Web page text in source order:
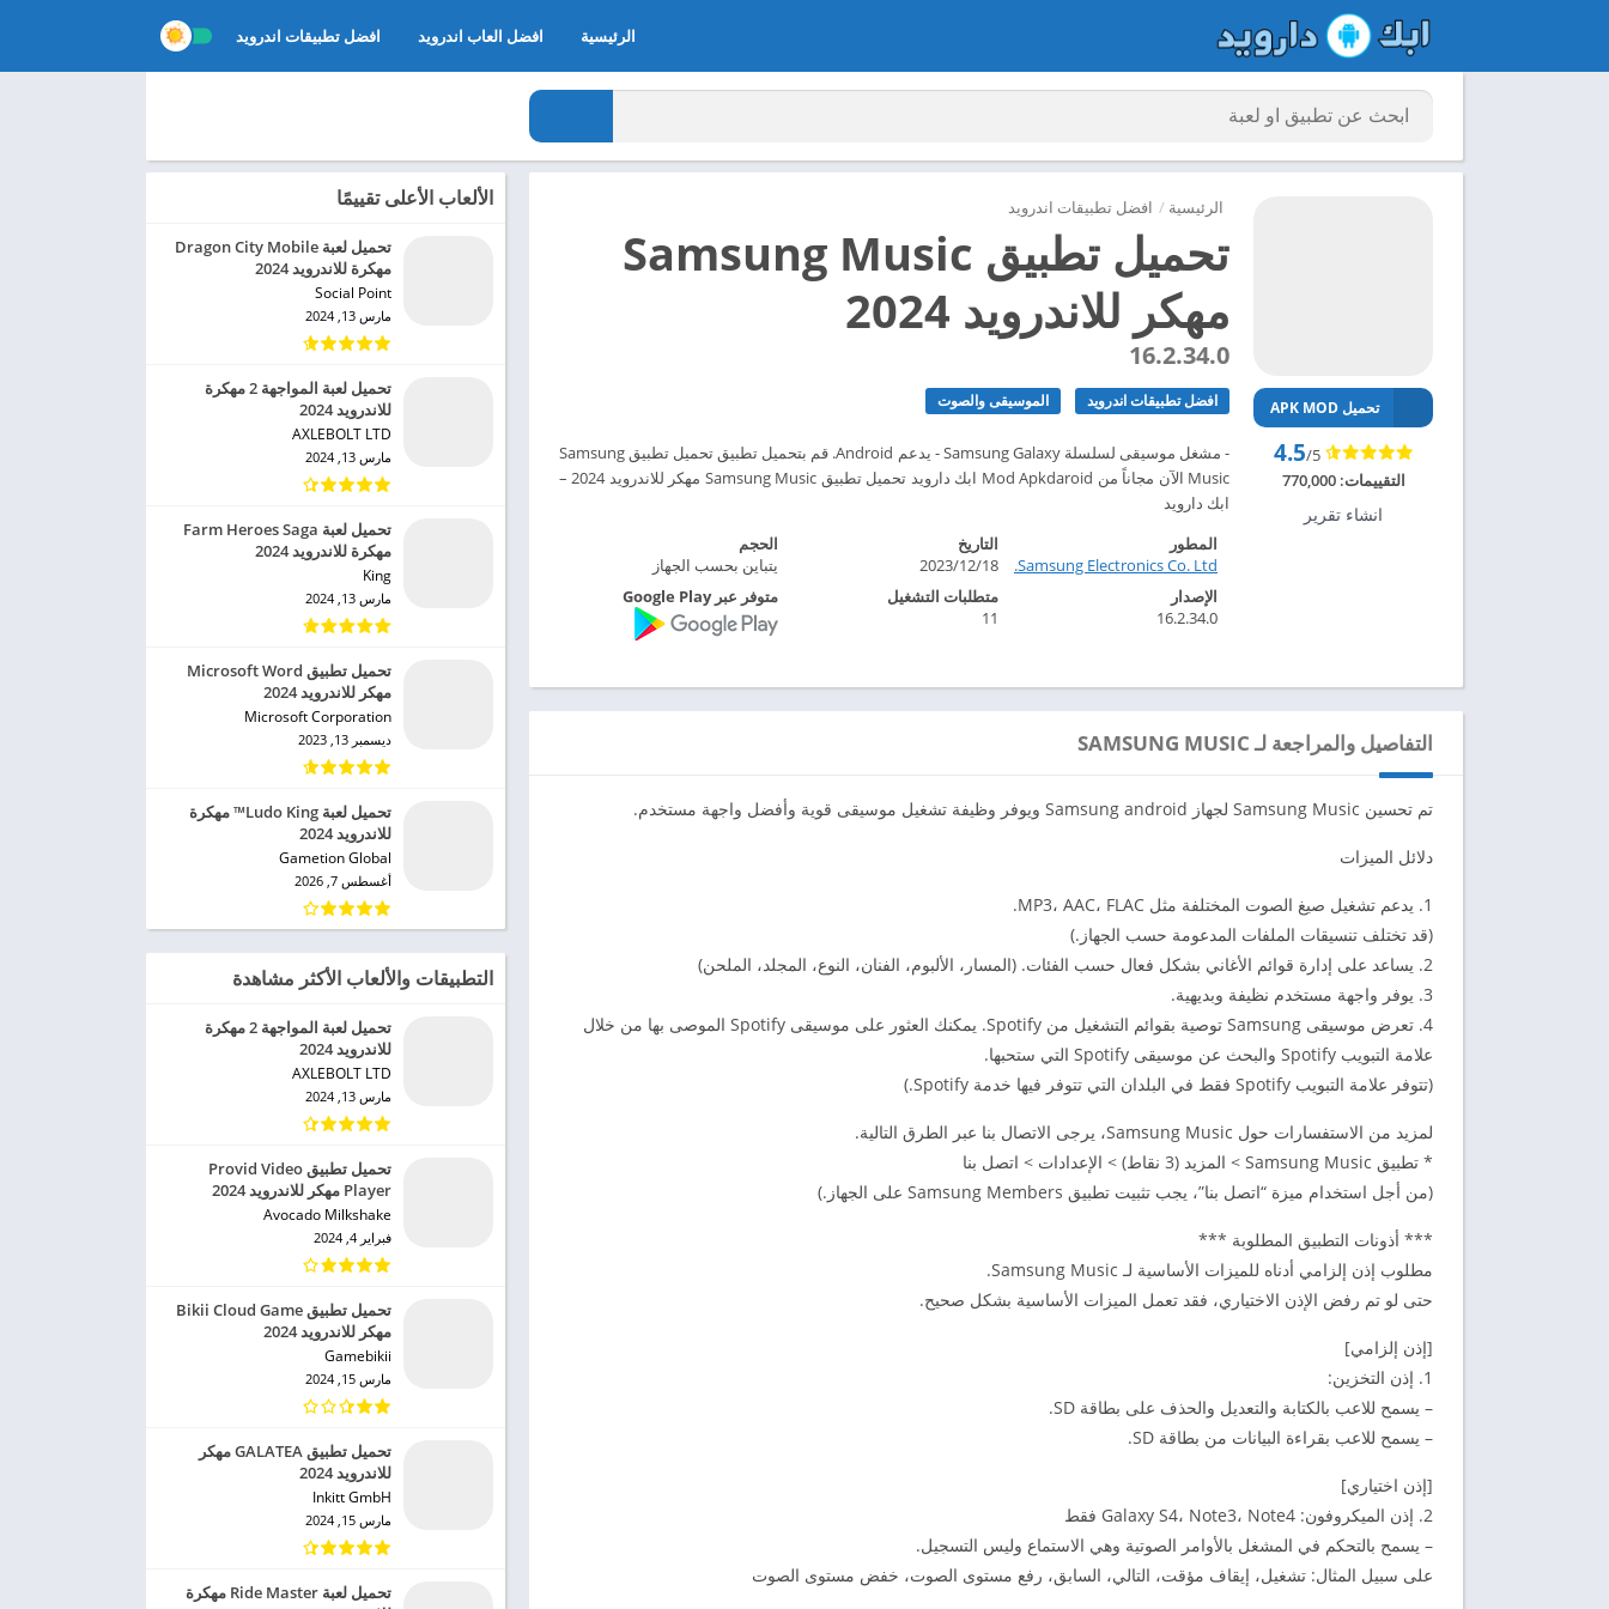
الرئيسية افضل العاب اندرويد افضل تطبيقات اندرويد
الرئيسية / افضل تطبيقات اندرويد
تحميل تطبيق Samsung Music
مهكر للاندرويد 2024
16.2.34.0
افضل تطبيقات اندرويد الموسيقى والصوت
- مشغل موسيقى لسلسلة Samsung Galaxy - يدعم Android. قم بتحميل تطبيق تحميل تطبيق Samsung
Music الآن مجاناً من Mod Apkdaroid ابك دارويد تحميل تطبيق Samsung Music مهكر للاندرويد 2024 –
ابك دارويد
تحميل APK MOD
4.5/5
التقييمات:770,000
انشاء تقرير
المطور
Samsung Electronics Co. Ltd.‏
التاريخ
2023/12/18
الحجم
يتباين بحسب الجهاز
الإصدار
16.2.34.0
متطلبات التشغيل
11
متوفر عبر Google Play
التفاصيل والمراجعة لـ SAMSUNG MUSIC
تم تحسين Samsung Music لجهاز Samsung android ويوفر وظيفة تشغيل موسيقى قوية وأفضل واجهة مستخدم.
دلائل الميزات
1. يدعم تشغيل صيغ الصوت المختلفة مثل MP3، AAC، FLAC.
(قد تختلف تنسيقات الملفات المدعومة حسب الجهاز.)
2. يساعد على إدارة قوائم الأغاني بشكل فعال حسب الفئات. (المسار، الألبوم، الفنان، النوع، المجلد، الملحن)
3. يوفر واجهة مستخدم نظيفة وبديهية.
4. تعرض موسيقى Samsung توصية بقوائم التشغيل من Spotify. يمكنك العثور على موسيقى Spotify الموصى بها من خلال
علامة التبويب Spotify والبحث عن موسيقى Spotify التي ستحبها.
(تتوفر علامة التبويب Spotify فقط في البلدان التي تتوفر فيها خدمة Spotify.)
لمزيد من الاستفسارات حول Samsung Music، يرجى الاتصال بنا عبر الطرق التالية.
* تطبيق Samsung Music > المزيد (3 نقاط) > الإعدادات > اتصل بنا
(من أجل استخدام ميزة “اتصل بنا”، يجب تثبيت تطبيق Samsung Members على الجهاز.)
*** أذونات التطبيق المطلوبة ***
مطلوب إذن إلزامي أدناه للميزات الأساسية لـ Samsung Music.
حتى لو تم رفض الإذن الاختياري، فقد تعمل الميزات الأساسية بشكل صحيح.
[إذن إلزامي]
1. إذن التخزين:
– يسمح للاعب بالكتابة والتعديل والحذف على بطاقة SD.
– يسمح للاعب بقراءة البيانات من بطاقة SD.
[إذن اختياري]
2. إذن الميكروفون: Galaxy S4، Note3، Note4 فقط
– يسمح بالتحكم في المشغل بالأوامر الصوتية وهي الاستماع وليس التسجيل.
على سبيل المثال: تشغيل، إيقاف مؤقت، التالي، السابق، رفع مستوى الصوت، خفض مستوى الصوت
الألعاب الأعلى تقييمًا
تحميل لعبة Dragon City Mobile
مهكرة للاندرويد 2024
Social Point‏
مارس 13, 2024
تحميل لعبة المواجهة 2 مهكرة
للاندرويد 2024
AXLEBOLT LTD‏
مارس 13, 2024
تحميل لعبة Farm Heroes Saga
مهكرة للاندرويد 2024
King‏
مارس 13, 2024
تحميل تطبيق Microsoft Word
مهكر للاندرويد 2024
Microsoft Corporation‏
ديسمبر 13, 2023
تحميل لعبة Ludo King™ مهكرة
للاندرويد 2024
Gametion Global‏
أغسطس 7, 2026
التطبيقات والألعاب الأكثر مشاهدة
تحميل لعبة المواجهة 2 مهكرة
للاندرويد 2024
AXLEBOLT LTD‏
مارس 13, 2024
تحميل تطبيق Provid Video
Player مهكر للاندرويد 2024
Avocado Milkshake‏
فبراير 4, 2024
تحميل تطبيق Bikii Cloud Game
مهكر للاندرويد 2024
Gamebikii‏
مارس 15, 2024
تحميل تطبيق GALATEA مهكر
للاندرويد 2024
Inkitt GmbH‏
مارس 15, 2024
تحميل لعبة Ride Master مهكرة